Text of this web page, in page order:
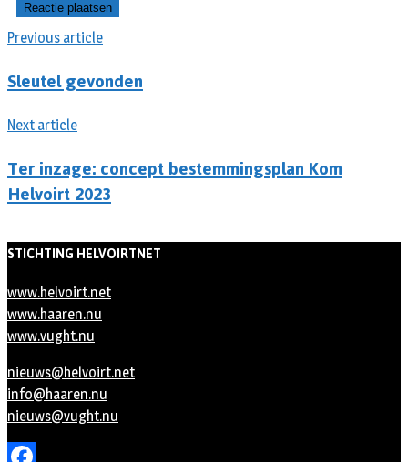
Previous article
Sleutel gevonden
Next article
Ter inzage: concept bestemmingsplan Kom
Helvoirt 2023
STICHTING HELVOIRTNET
www.helvoirt.net
www.haaren.nu
www.vught.nu
nieuws@helvoirt.net
info@haaren.nu
nieuws@vught.nu